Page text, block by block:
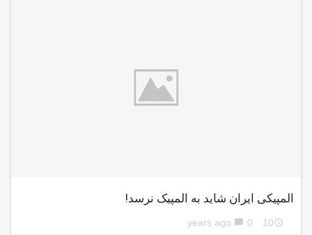
المپیکی ایران شاید به المپیک نرسد!
access_time
10 years ago
chat_bubble 0